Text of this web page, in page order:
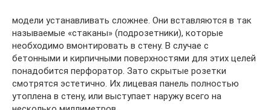
модели устанавливать сложнее. Они вставляются в так
называемые «стаканы» (подрозетники), которые
необходимо вмонтировать в стену. В случае с
бетонными и кирпичными поверхностями для этих целей
понадобится перфоратор. Зато скрытые розетки
смотрятся эстетично. Их лицевая панель полностью
утоплена в стену, или выступает наружу всего на